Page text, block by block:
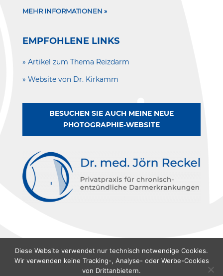
MEHR INFORMATIONEN »
EMPFOHLENE LINKS
» Artikel zum Thema Reizdarm
» Website von Dr. Kirkamm
BESUCHEN SIE AUCH MEINE NEUE
PHOTOGRAPHIE-WEBSITE
© 2022 – Dr. med. Jörn Reckel – Gestaltet von VICAMEDIA
Diese Website verwendet nur technisch notwendige Cookies.
Wir verwenden keine Tracking-, Analyse- oder Werbe-Cookies
von Drittanbietern.